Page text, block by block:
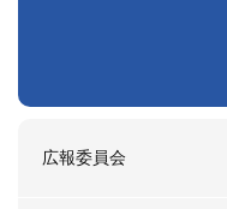
広報委員会